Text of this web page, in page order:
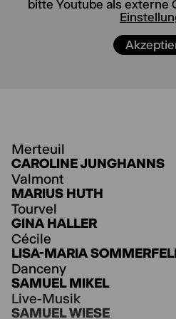
direkt unter den Flaggen
Tod bei jeder Vorstellung
bitte Youtube als externe
Merteuil
CAROLINE JUNGHANNS
Valmont
MARIUS HUTH
Tourvel
GINA HALLER
Cécile
LISA-MARIA
Danceny
SAMUEL MIKEL
Live-Musik
SAMUEL WIESE